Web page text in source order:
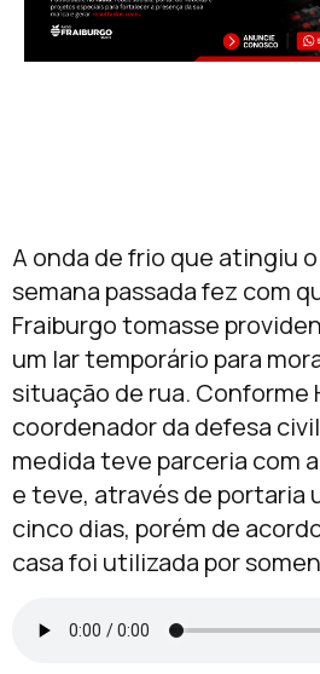
A onda de frio que atingiu
semana passada fez com
Fraiburgo tomasse
um lar temporário para
situação de rua. Conforme
coordenador da defesa
medida teve parceria com
e teve, através de portaria
cinco dias, porém de
casa foi utilizada por